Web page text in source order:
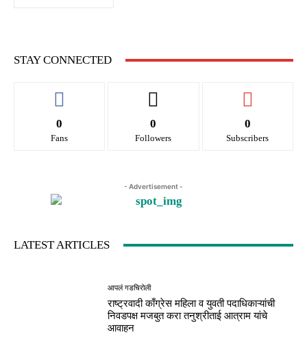
STAY CONNECTED
0
Fans
0
Followers
0
Subscribers
- Advertisement -
LATEST ARTICLES
आपलं गडचिरोली
राष्ट्रवादी काँग्रेस महिला व युवती पदाधिकाऱ्यांची
निवडपक्ष मजबुत करा तनुश्रीताई आत्राम यांचे
आवाहन